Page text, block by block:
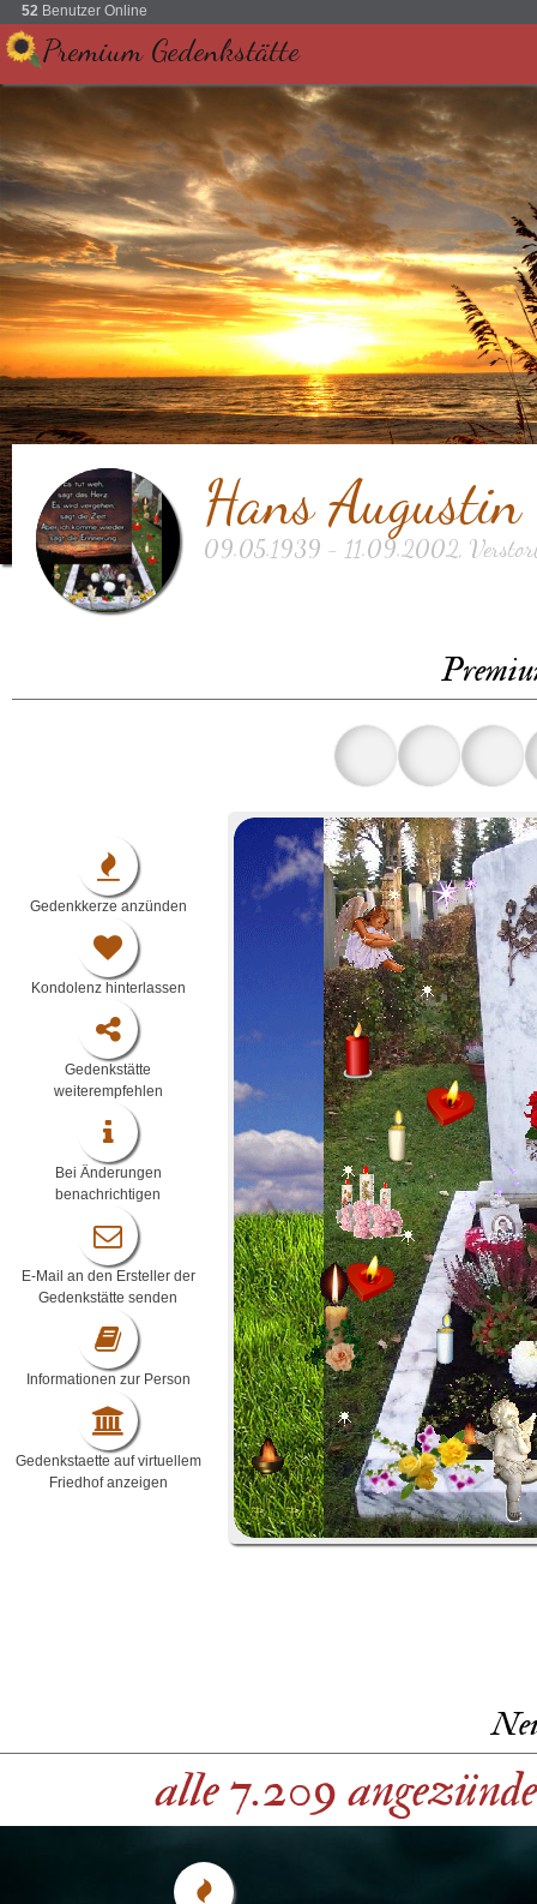
52 Benutzer Online
Premium Gedenkstätte
Hans Augustin
09.05.1939 - 11.09.2002,
Gedenkkerze anzünden
Kondolenz hinterlassen
Gedenkstätte
weiterempfehlen
Bei Änderungen
benachrichtigen
E-Mail an den Ersteller der
Gedenkstätte senden
Informationen zur Person
Gedenkstaette auf virtuellem
Friedhof anzeigen
alle 7.209